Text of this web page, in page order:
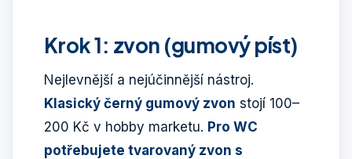
Krok 1: zvon (gumový píst)
Nejlevnější a nejúčinnější nástroj.
Klasický černý gumový zvon stojí 100–
200 Kč v hobby marketu. Pro WC
potřebujete tvarovaný zvon s